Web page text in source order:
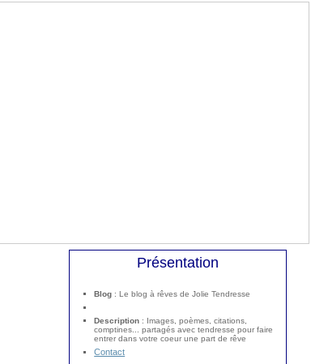
Présentation
Blog : Le blog à rêves de Jolie Tendresse
Description : Images, poèmes, citations,
comptines... partagés avec tendresse pour faire
entrer dans votre coeur une part de rêve
Contact